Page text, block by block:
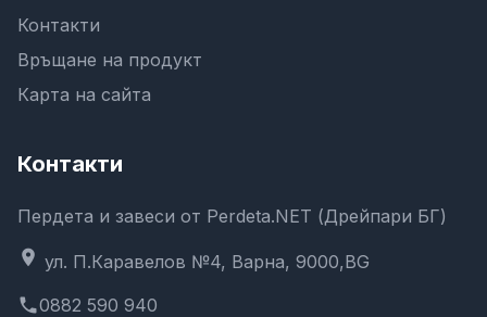
Контакти
Връщане на продукт
Карта на сайта
Контакти
Пердета и завеси от Perdeta.NET (Дрейпари БГ)
location_on ул. П.Каравелов №4, Варна, 9000,BG
phone0882 590 940